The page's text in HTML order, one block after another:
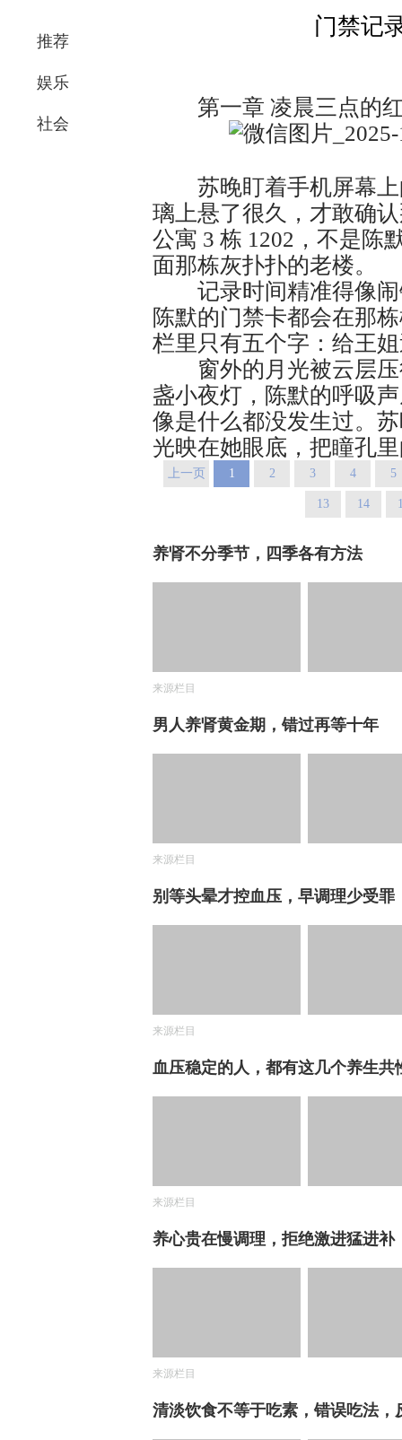
推荐
娱乐
社会
门禁记
第一章 凌晨三点的
苏晚盯着手机屏幕上
璃上悬了很久，才敢确
公寓 3 栋 1202，不是陈
面那栋灰扑扑的老楼。​
记录时间精准得像闹
陈默的门禁卡都会在那
栏里只有五个字：给王
窗外的月光被云层压
盏小夜灯，陈默的呼吸
像是什么都没发生过。
光映在她眼底，把瞳孔
上一页 1 2 3 4 5
13 14
养肾不分季节，四季各有方法
来源栏目
男人养肾黄金期，错过再等十年
来源栏目
别等头晕才控血压，早调理少受罪
来源栏目
血压稳定的人，都有这几个养生共
来源栏目
养心贵在慢调理，拒绝激进猛进补
来源栏目
清淡饮食不等于吃素，错误吃法，